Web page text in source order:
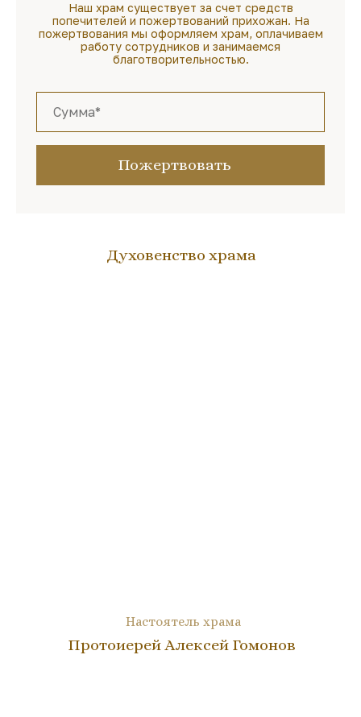
Наш храм существует за счет средств
попечителей и пожертвований прихожан. На
пожертвования мы оформляем храм, оплачиваем
работу сотрудников и занимаемся
благотворительностью.
Пожертвовать
Духовенство храма
Настоятель храма
Протоиерей Алексей Гомонов